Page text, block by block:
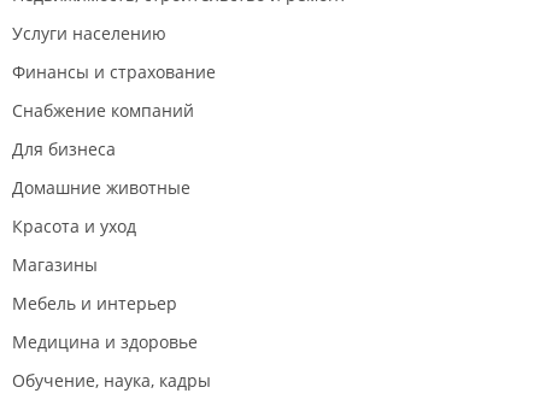
Услуги населению
Финансы и страхование
Снабжение компаний
Для бизнеса
Домашние животные
Красота и уход
Магазины
Мебель и интерьер
Медицина и здоровье
Обучение, наука, кадры